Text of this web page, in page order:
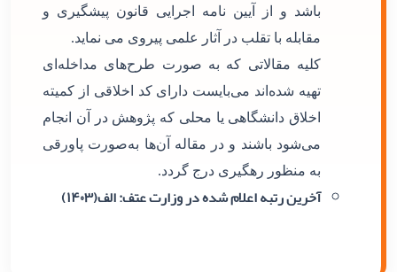
باشد و از آیین نامه اجرایی قانون پیشگیری و
مقابله با تقلب در آثار علمی پیروی می نماید.
کلیه مقالاتی که به صورت طرح‌های مداخله‌ای
تهیه شده‌اند می‌بایست دارای کد اخلاقی از کمیته
اخلاق دانشگاهی یا محلی که پژوهش در آن انجام
می‌شود باشند و در مقاله آن‌ها به‌صورت پاورقی
به منظور رهگیری درج گردد.
آخرین رتبه اعلام شده در وزارت عتف: الف(۱۴۰۳)